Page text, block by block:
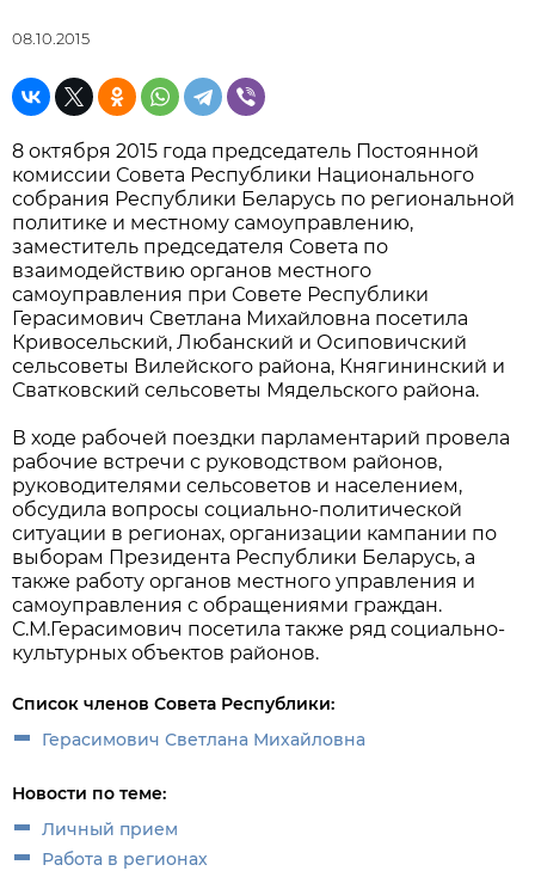
08.10.2015
8 октября 2015 года председатель Постоянной
комиссии Совета Республики Национального
собрания Республики Беларусь по региональной
политике и местному самоуправлению,
заместитель председателя Совета по
взаимодействию органов местного
самоуправления при Совете Республики
Герасимович Светлана Михайловна посетила
Кривосельский, Любанский и Осиповичский
сельсоветы Вилейского района, Княгининский и
Сватковский сельсоветы Мядельского района.
В ходе рабочей поездки парламентарий провела
рабочие встречи с руководством районов,
руководителями сельсоветов и населением,
обсудила вопросы социально-политической
ситуации в регионах, организации кампании по
выборам Президента Республики Беларусь, а
также работу органов местного управления и
самоуправления с обращениями граждан.
С.М.Герасимович посетила также ряд социально-
культурных объектов районов.
Список членов Совета Республики:
Герасимович Светлана Михайловна
Новости по теме:
Личный прием
Работа в регионах